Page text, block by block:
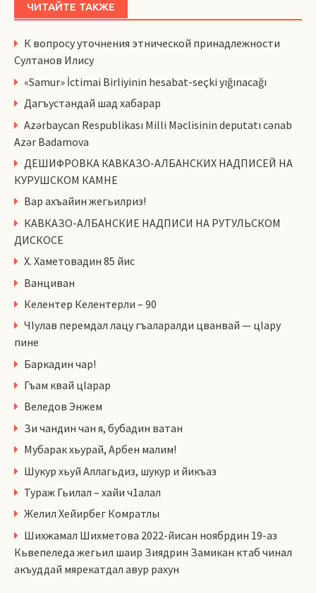
ЧИТАЙТЕ ТАКЖЕ
К вопросу уточнения этнической принадлежности
Султанов Илису
«Samur» İctimai Birliyinin hesabat-seçki yığınacağı
Дагъустандай шад хабарар
Azərbaycan Respublikası Milli Məclisinin deputatı cənab
Azər Badamova
ДЕШИФРОВКА КАВКАЗО-АЛБАНСКИХ НАДПИСЕЙ НА
КУРУШСКОМ КАМНЕ
Вар ахъайин жегьилриз!
КАВКАЗО-АЛБАНСКИЕ НАДПИСИ НА РУТУЛЬСКОМ
ДИСКОСЕ
Х. Хаметовадин 85 йис
Ванциван
Келентер Келентерли – 90
ЧIулав перемдал лацу гъаларалди цванвай — цIару
пине
Баркадин чар!
Гъам квай цlарар
Веледов Энжем
Зи чандин чан я, бубадин ватан
Мубарак хьурай, Арбен малим!
Шукур хьуй Аллагьдиз, шукур и йикъаз
Тураж Гьилал – хайи ч1алал
Желил Хейирбег Комратлы
Шихжамал Шихметова 2022-йисан ноябрдин 19-аз
Кьвепеледа жегьил шаир Зиядрин Замикан ктаб чинал
акъуддай мярекатдал авур рахун